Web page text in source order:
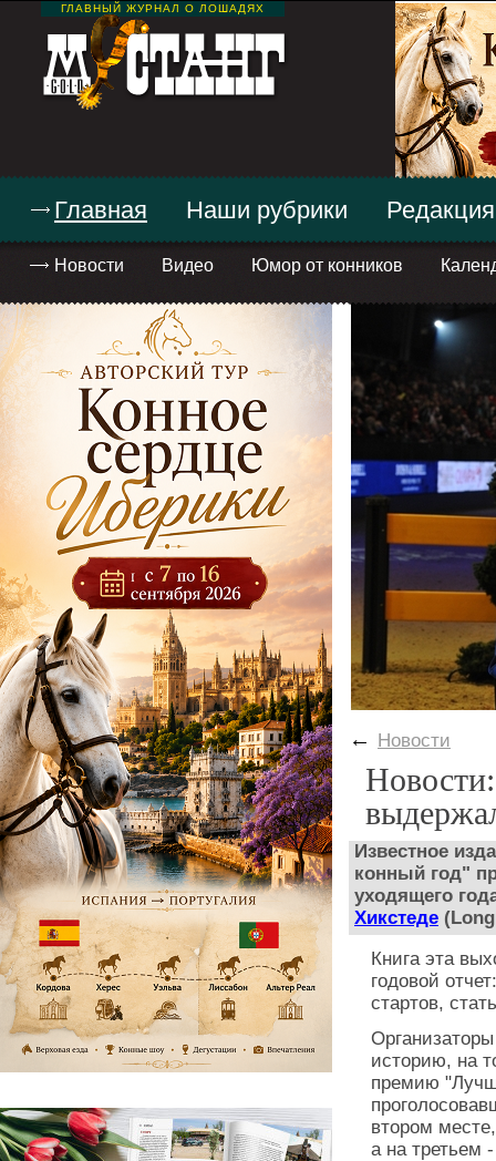
ГЛАВНЫЙ ЖУРНАЛ О ЛОШАДЯХ
Главная
Новости Видео Юмор от конников
Наши рубрики Редакция
← Новости
Известное
конный год"
уходящего
Хикстеде
Книга эта
годовой
стартов,
историю, на
премию
втором
а на третьем